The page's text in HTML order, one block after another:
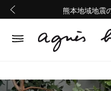
熊本地域地震
熊本地域地震